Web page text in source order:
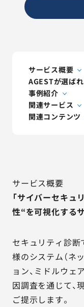
セミナー・イベント
品質コラム
会社情報
※その
サービス概要
AGESTが選ば
事例紹介
関連サービス
関連コンテンツ
サービス概要
「サイバーセキュ
性“を可視化する
セキュリティ診断
様のシステム（ネ
ョン、ミドルウェ
因調査を通じて、
ご提示します。